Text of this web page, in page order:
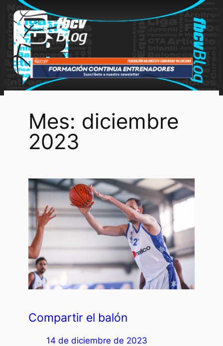
Saltar
contenido
Mes: diciembre
2023
Compartir el balón
14 de diciembre de 2023